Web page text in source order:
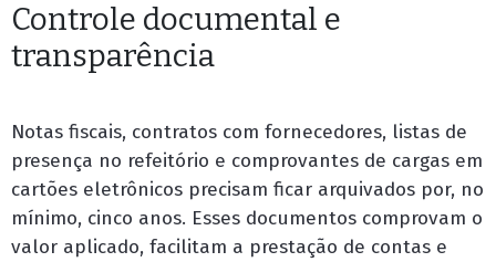
Controle documental e
transparência
Notas fiscais, contratos com fornecedores, listas de
presença no refeitório e comprovantes de cargas em
cartões eletrônicos precisam ficar arquivados por, no
mínimo, cinco anos. Esses documentos comprovam o
valor aplicado, facilitam a prestação de contas e